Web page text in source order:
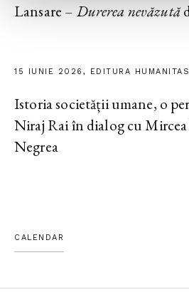
Lansare – Durerea nevăzută
15 IUNIE 2026, EDITURA HUMANITAS
Istoria societății umane, o
Niraj Rai în dialog cu
Negrea
CALENDAR